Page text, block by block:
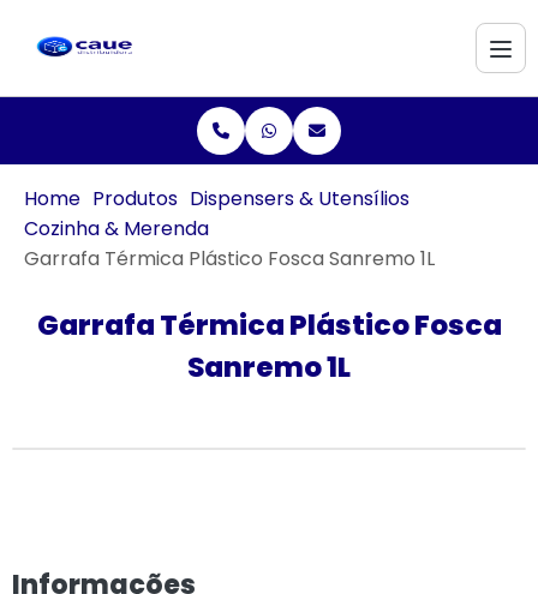
Home Produtos Dispensers & Utensílios
Cozinha & Merenda
Garrafa Térmica Plástico Fosca Sanremo 1L
Garrafa Térmica Plástico Fosca
Sanremo 1L
Informações